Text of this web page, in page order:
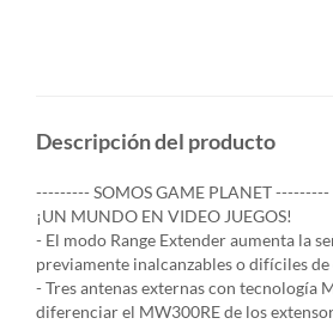
Descripción del producto
--------- SOMOS GAME PLANET ---------
¡UN MUNDO EN VIDEO JUEGOS!
- El modo Range Extender aumenta la
previamente inalcanzables o difíciles
- Tres antenas externas con tecnología
diferenciar el MW300RE de los